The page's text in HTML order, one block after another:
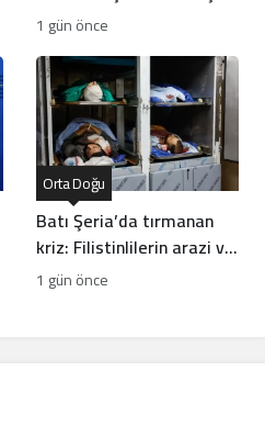
geçti
1 gün önce
Batı Şeria’da tırmanan
kriz: Filistinlilerin arazi ve
mülklerine baskı artıyor
Orta Doğu
1 gün önce